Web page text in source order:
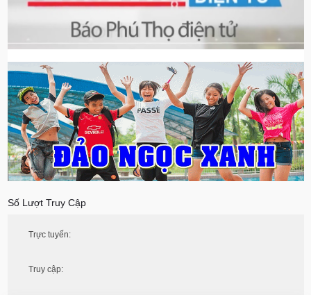
Số Lượt Truy Cập
Trực tuyến:
Truy cập: